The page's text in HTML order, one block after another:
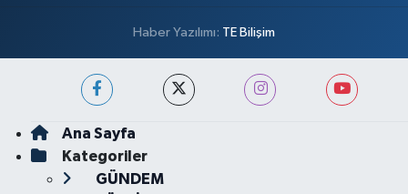
Haber Yazılımı: TE Bilişim
Ana Sayfa
Kategoriler
GÜNDEM